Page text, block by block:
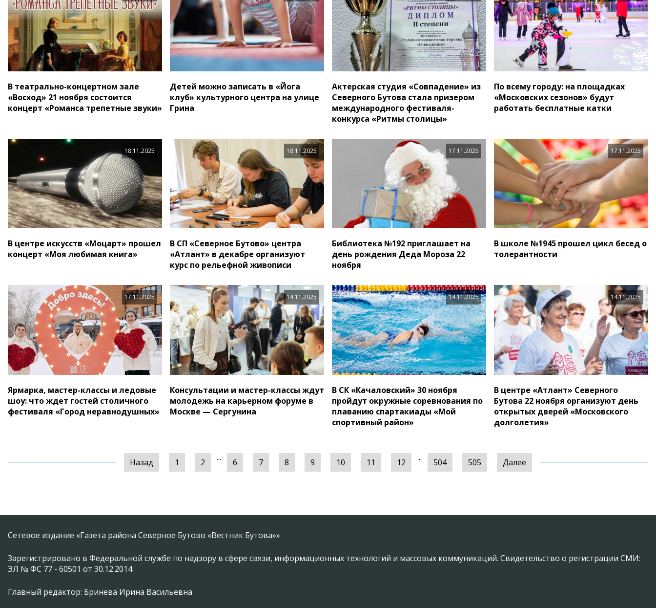
В театрально-концертном зале
«Восход» 21 ноября состоится
концерт «Романса трепетные звуки»
Детей можно записать в «Йога
клуб» культурного центра на улице
Грина
Актерская студия «Совпадение» из
Северного Бутова стала призером
международного фестиваля-
конкурса «Ритмы столицы»
По всему городу: на площадках
«Московских сезонов» будут
работать бесплатные катки
18.11.2025
В центре искусств «Моцарт» прошел
концерт «Моя любимая книга»
18.11.2025
В СП «Северное Бутово» центра
«Атлант» в декабре организуют
курс по рельефной живописи
17.11.2025
Библиотека №192 приглашает на
день рождения Деда Мороза 22
ноября
17.11.2025
В школе №1945 прошел цикл бесед о
толерантности
17.11.2025
Ярмарка, мастер-классы и ледовые
шоу: что ждет гостей столичного
фестиваля «Город неравнодушных»
14.11.2025
Консультации и мастер-классы ждут
молодежь на карьерном форуме в
Москве — Сергунина
14.11.2025
В СК «Качаловский» 30 ноября
пройдут окружные соревнования по
плаванию спартакиады «Мой
спортивный район»
14.11.2025
В центре «Атлант» Северного
Бутова 22 ноября организуют день
открытых дверей «Московского
долголетия»
Назад 1 2 ... 6 7 8 9 10 11 12 ... 504 505 Далее
Сетевое издание «Газета района Северное Бутово «Вестник Бутова»»
Зарегистрировано в Федеральной службе по надзору в сфере связи, информационных технологий и массовых коммуникаций. Свидетельство о регистрации СМИ:
ЭЛ № ФС 77 - 60501 от 30.12.2014
Главный редактор: Бринева Ирина Васильевна